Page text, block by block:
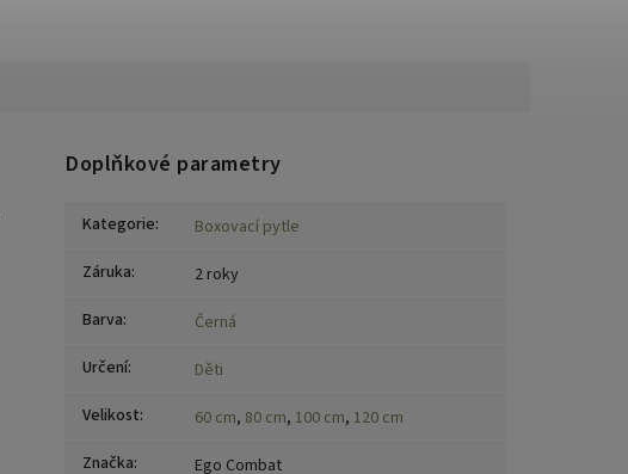
Doplňkové parametry
Kategorie:
Boxovací pytle
Záruka:
2 roky
Barva:
Černá
Určení:
Děti
Velikost: 60 cm, 80 cm, 100 cm, 120 cm
Značka:
Ego Combat